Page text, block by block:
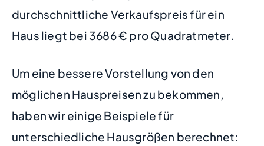
durchschnittliche Verkaufspreis für ein
Haus liegt bei 3686 € pro Quadratmeter.
Um eine bessere Vorstellung von den
möglichen Hauspreisen zu bekommen,
haben wir einige Beispiele für
unterschiedliche Hausgrößen berechnet: